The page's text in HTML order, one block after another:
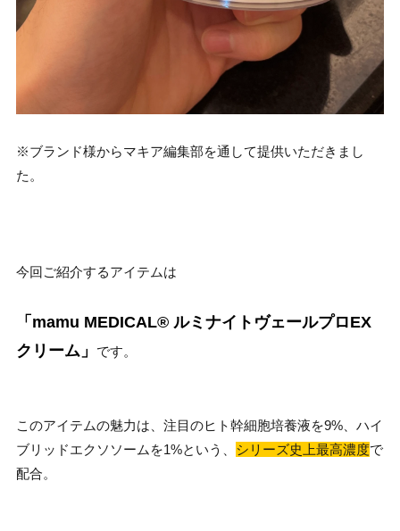
※ブランド様からマキア編集部を通して提供いただきまし
た。
今回ご紹介するアイテムは
「mamu MEDICAL®︎ ルミナイトヴェールプロEX
クリーム」
です。
このアイテムの魅力は、注目のヒト幹細胞培養液を9%、ハイ
ブリッドエクソソームを1%という、 シリーズ史上最高濃度で
配合。